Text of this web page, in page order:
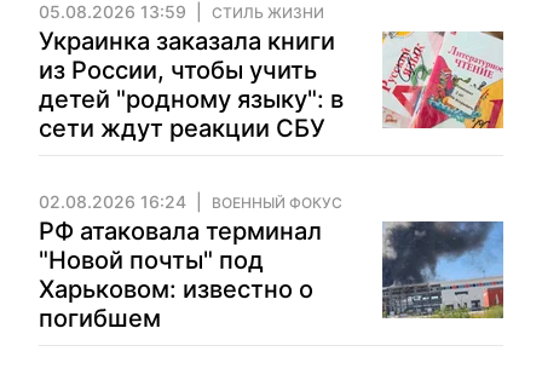
05.08.2026 13:59 СТИЛЬ ЖИЗНИ
Украинка заказала книги
из России, чтобы учить
детей "родному языку": в
сети ждут реакции СБУ
02.08.2026 16:24 ВОЕННЫЙ ФОКУС
РФ атаковала терминал
"Новой почты" под
Харьковом: известно о
погибшем